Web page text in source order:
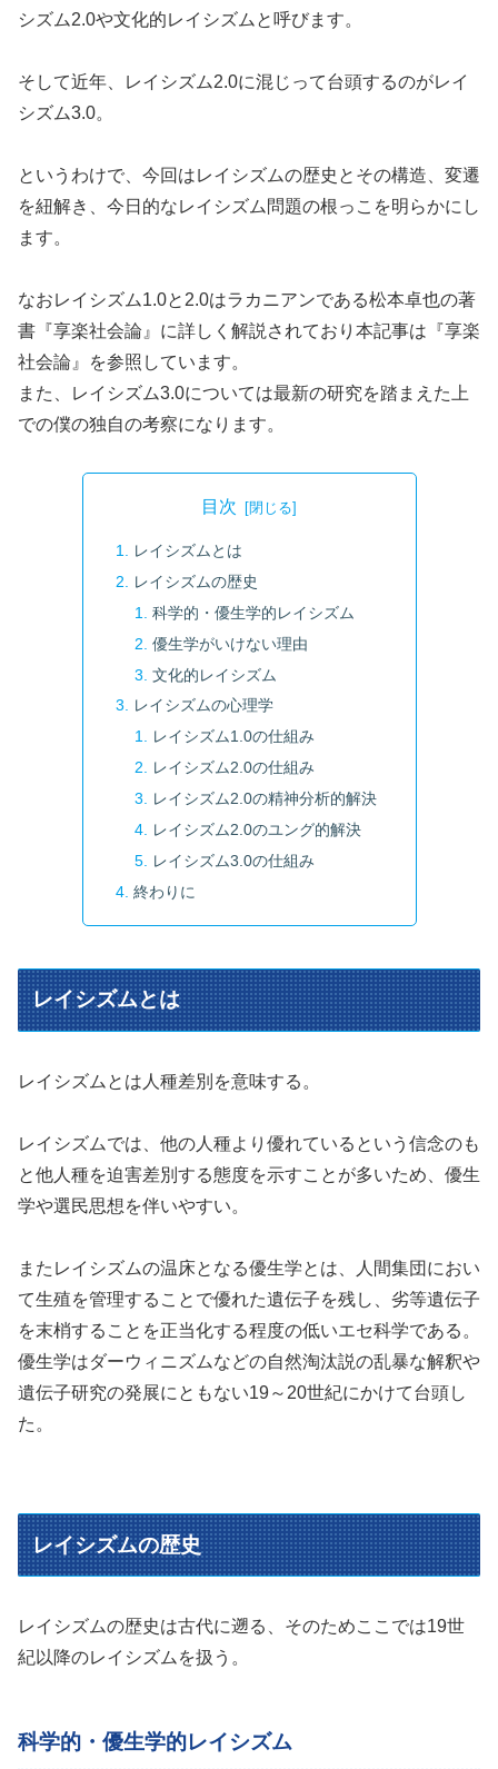
シズム2.0や文化的レイシズムと呼びます。
そして近年、レイシズム2.0に混じって台頭するのがレイ
シズム3.0。
というわけで、今回はレイシズムの歴史とその構造、変遷
を紐解き、今日的なレイシズム問題の根っこを明らかにし
ます。
なおレイシズム1.0と2.0はラカニアンである松本卓也の著
書『享楽社会論』に詳しく解説されており本記事は『享楽
社会論』を参照しています。
また、レイシズム3.0については最新の研究を踏まえた上
での僕の独自の考察になります。
目次
レイシズムとは
レイシズムの歴史
科学的・優生学的レイシズム
優生学がいけない理由
文化的レイシズム
レイシズムの心理学
レイシズム1.0の仕組み
レイシズム2.0の仕組み
レイシズム2.0の精神分析的解決
レイシズム2.0のユング的解決
レイシズム3.0の仕組み
終わりに
レイシズムとは
レイシズムとは人種差別を意味する。
レイシズムでは、他の人種より優れているという信念のも
と他人種を迫害差別する態度を示すことが多いため、優生
学や選民思想を伴いやすい。
またレイシズムの温床となる優生学とは、人間集団におい
て生殖を管理することで優れた遺伝子を残し、劣等遺伝子
を末梢することを正当化する程度の低いエセ科学である。
優生学はダーウィニズムなどの自然淘汰説の乱暴な解釈や
遺伝子研究の発展にともない19～20世紀にかけて台頭し
た。
レイシズムの歴史
レイシズムの歴史は古代に遡る、そのためここでは19世
紀以降のレイシズムを扱う。
科学的・優生学的レイシズム